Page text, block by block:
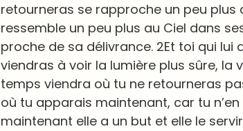
retourneras se rapproche un peu plus
ressemble un peu plus au Ciel dans
proche de sa délivrance. 2Et toi qui lui
viendras à voir la lumière plus sûre, la
temps viendra où tu ne retourneras
où tu apparais maintenant, car tu
maintenant elle a un but et elle le